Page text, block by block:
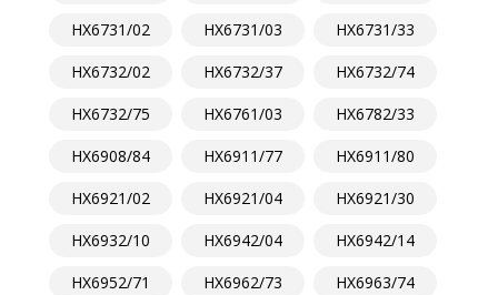
HX6731/02
HX6731/03
HX6731/33
HX6732/02
HX6732/37
HX6732/74
HX6732/75
HX6761/03
HX6782/33
HX6908/84
HX6911/77
HX6911/80
HX6921/02
HX6921/04
HX6921/30
HX6932/10
HX6942/04
HX6942/14
HX6952/71
HX6962/73
HX6963/74